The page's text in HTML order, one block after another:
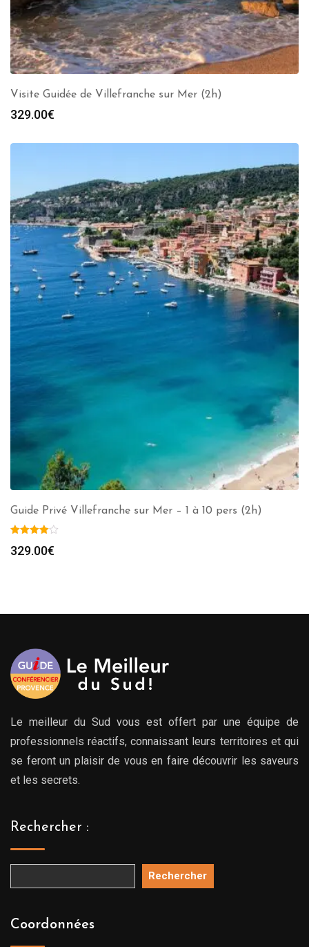
Visite Guidée de Villefranche sur Mer (2h)
329.00€
Guide Privé Villefranche sur Mer – 1 à 10 pers (2h)
329.00€
Le meilleur du Sud vous est offert par une équipe de
professionnels réactifs, connaissant leurs territoires et qui
se feront un plaisir de vous en faire découvrir les saveurs
et les secrets.
Rechercher :
Rechercher
Coordonnées